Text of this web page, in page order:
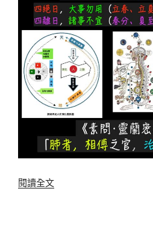
閱讀全文〈節